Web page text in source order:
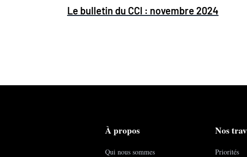
Le bulletin du CCI : novembre 2024
À propos
Qui nous sommes
Nos
Priorités